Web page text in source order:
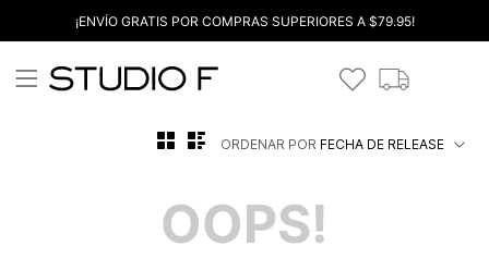
¡ENVÍO GRATIS POR COMPRAS SUPERIORES A $79.95!
ORDENAR POR FECHA DE RELEASE
OOPS!